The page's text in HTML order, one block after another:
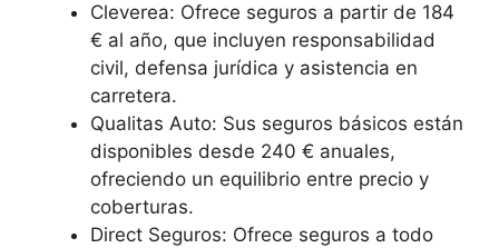
Cleverea: Ofrece seguros a partir de 184
€ al año, que incluyen responsabilidad
civil, defensa jurídica y asistencia en
carretera.
Qualitas Auto: Sus seguros básicos están
disponibles desde 240 € anuales,
ofreciendo un equilibrio entre precio y
coberturas.
Direct Seguros: Ofrece seguros a todo